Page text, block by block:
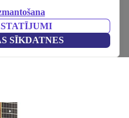
SĪKDATNES
Paul 2013 - Cherry